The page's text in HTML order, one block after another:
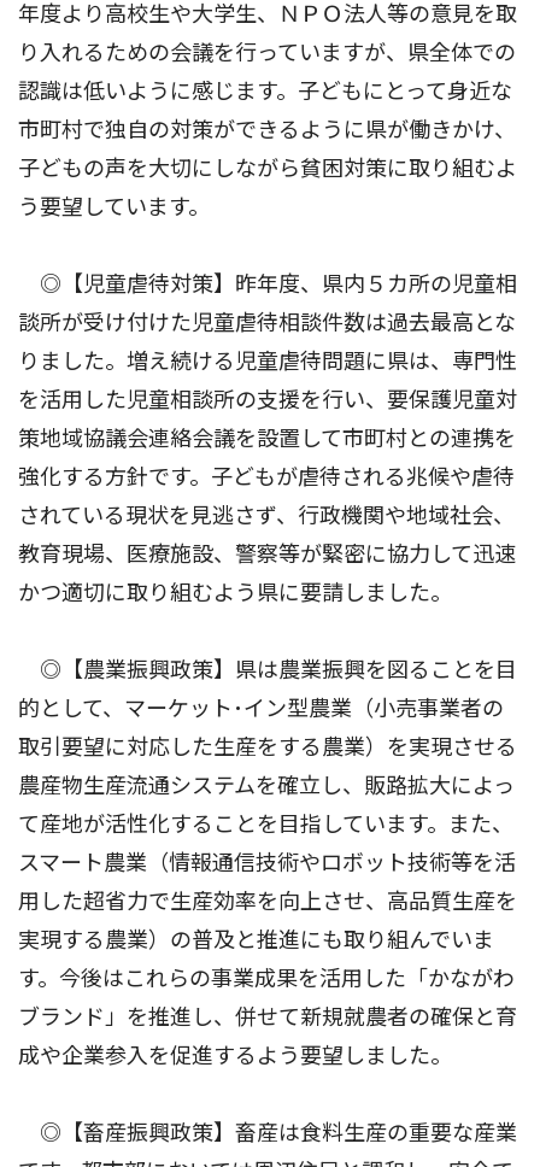
年度より高校生や大学生、ＮＰＯ法人等の意見を取
り入れるための会議を行っていますが、県全体での
認識は低いように感じます。子どもにとって身近な
市町村で独自の対策ができるように県が働きかけ、
子どもの声を大切にしながら貧困対策に取り組むよ
う要望しています。
◎【児童虐待対策】昨年度、県内５カ所の児童相
談所が受け付けた児童虐待相談件数は過去最高とな
りました。増え続ける児童虐待問題に県は、専門性
を活用した児童相談所の支援を行い、要保護児童対
策地域協議会連絡会議を設置して市町村との連携を
強化する方針です。子どもが虐待される兆候や虐待
されている現状を見逃さず、行政機関や地域社会、
教育現場、医療施設、警察等が緊密に協力して迅速
かつ適切に取り組むよう県に要請しました。
◎【農業振興政策】県は農業振興を図ることを目
的として、マーケット･イン型農業（小売事業者の
取引要望に対応した生産をする農業）を実現させる
農産物生産流通システムを確立し、販路拡大によっ
て産地が活性化することを目指しています。また、
スマート農業（情報通信技術やロボット技術等を活
用した超省力で生産効率を向上させ、高品質生産を
実現する農業）の普及と推進にも取り組んでいま
す。今後はこれらの事業成果を活用した「かながわ
ブランド」を推進し、併せて新規就農者の確保と育
成や企業参入を促進するよう要望しました。
◎【畜産振興政策】畜産は食料生産の重要な産業